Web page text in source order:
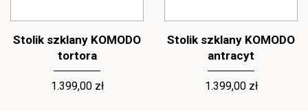
Stolik szklany KOMODO
tortora
1.399,00 zł
Stolik szklany KOMODO
antracyt
1.399,00 zł